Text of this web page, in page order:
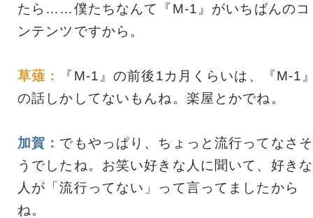
たら……僕たちなんて『M-1』がいちばんのコ
ンテンツですから。
草薙：
『M-1』の前後1カ月くらいは、『M-1
の話しかしてないもんね。楽屋とかでね。
加賀： でもやっぱり、ちょっと流行ってなさそ
うでしたね。お笑い好きな人に聞いて、好きな
人が「流行ってない」って言ってましたから
ね。